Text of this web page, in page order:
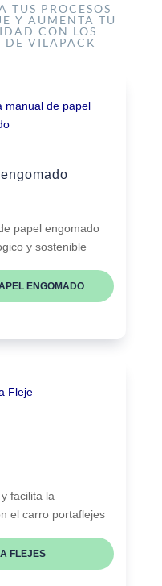
TUS PROCESOS
Y AUMENTA TU
CON LOS
DE VILAPACK
papel engomado
y sostenible
ENGOMADO
facilita la
el carro portaflejes
FLEJES